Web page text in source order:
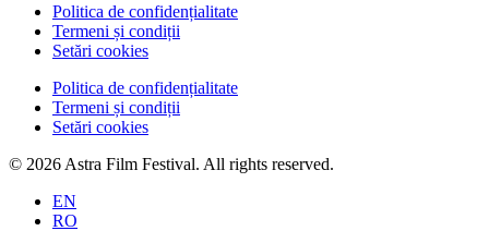
Politica de confidențialitate
Termeni și condiții
Setări cookies
Politica de confidențialitate
Termeni și condiții
Setări cookies
© 2026 Astra Film Festival. All rights reserved.
EN
RO